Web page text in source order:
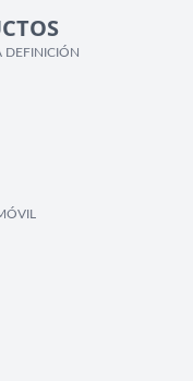
DEFINICIÓN